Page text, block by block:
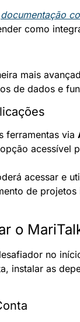
documentação
como
mais
de dados e
ferramentas via
acessível
acessar e
de
o
no
instalar as